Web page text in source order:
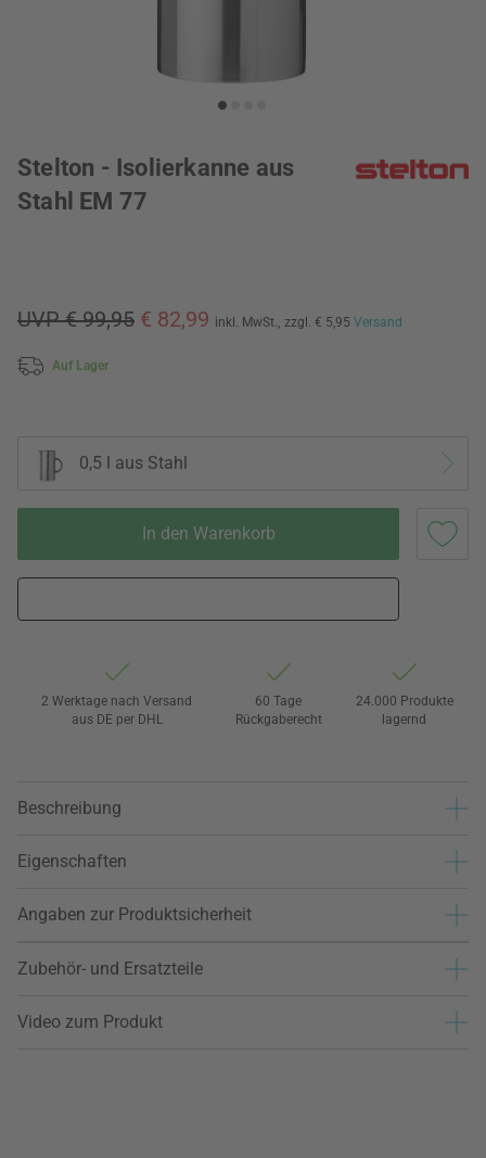
Stelton - Isolierkanne aus
Stahl EM 77
UVP € 99,95 € 82,99 inkl. MwSt., zzgl. € 5,95 Versand
Auf Lager
0,5 l aus Stahl
In den Warenkorb
2 Werktage nach Versand
aus DE per DHL
60 Tage
Rückgaberecht
24.000 Produkte
lagernd
Beschreibung
Eigenschaften
Angaben zur Produktsicherheit
Zubehör- und Ersatzteile
Video zum Produkt